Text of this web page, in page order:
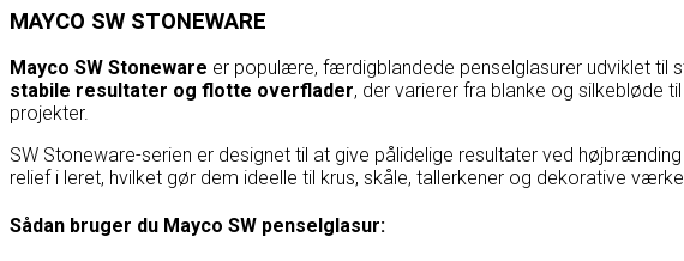
MAYCO SW STONEWARE
Mayco SW Stoneware er populære, færdigblandede penselglasurer udviklet til
stabile resultater og flotte overflader, der varierer fra blanke og silkebløde
projekter.
SW Stoneware-serien er designet til at give pålidelige resultater ved
relief i leret, hvilket gør dem ideelle til krus, skåle, tallerkener og dekorative
Sådan bruger du Mayco SW penselglasur: